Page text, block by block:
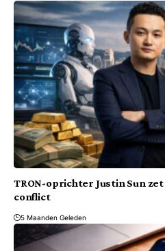
TRON-oprichter Justin Sun
conflict
5 Maanden Geleden